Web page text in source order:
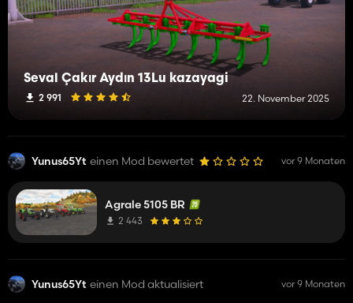
Seval Çakır Aydın 13Lu kazayagi
2 991 22. November 2025
Yunus65Yt einen Mod bewertet vor 9 Monaten
Agrale 5105 BR
2 443
Yunus65Yt einen Mod aktualisiert vor 9 Monaten